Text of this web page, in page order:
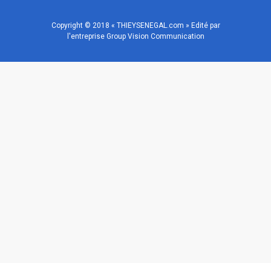
Copyright © 2018 « THIEYSENEGAL.com » Edité par
l'entreprise Group Vision Communication